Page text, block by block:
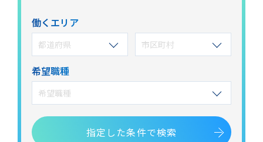
働くエリア
都道府県 市区町村
希望職種
希望職種
指定した条件で検索